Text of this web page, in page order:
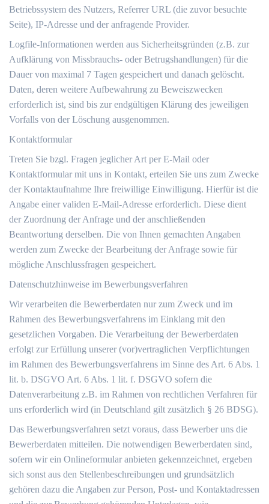
Betriebssystem des Nutzers, Referrer URL (die zuvor besuchte
Seite), IP-Adresse und der anfragende Provider.
Logfile-Informationen werden aus Sicherheitsgründen (z.B. zur
Aufklärung von Missbrauchs- oder Betrugshandlungen) für die
Dauer von maximal 7 Tagen gespeichert und danach gelöscht.
Daten, deren weitere Aufbewahrung zu Beweiszwecken
erforderlich ist, sind bis zur endgültigen Klärung des jeweiligen
Vorfalls von der Löschung ausgenommen.
Kontaktformular
Treten Sie bzgl. Fragen jeglicher Art per E-Mail oder
Kontaktformular mit uns in Kontakt, erteilen Sie uns zum Zwecke
der Kontaktaufnahme Ihre freiwillige Einwilligung. Hierfür ist die
Angabe einer validen E-Mail-Adresse erforderlich. Diese dient
der Zuordnung der Anfrage und der anschließenden
Beantwortung derselben. Die von Ihnen gemachten Angaben
werden zum Zwecke der Bearbeitung der Anfrage sowie für
mögliche Anschlussfragen gespeichert.
Datenschutzhinweise im Bewerbungsverfahren
Wir verarbeiten die Bewerberdaten nur zum Zweck und im
Rahmen des Bewerbungsverfahrens im Einklang mit den
gesetzlichen Vorgaben. Die Verarbeitung der Bewerberdaten
erfolgt zur Erfüllung unserer (vor)vertraglichen Verpflichtungen
im Rahmen des Bewerbungsverfahrens im Sinne des Art. 6 Abs. 1
lit. b. DSGVO Art. 6 Abs. 1 lit. f. DSGVO sofern die
Datenverarbeitung z.B. im Rahmen von rechtlichen Verfahren für
uns erforderlich wird (in Deutschland gilt zusätzlich § 26 BDSG).
Das Bewerbungsverfahren setzt voraus, dass Bewerber uns die
Bewerberdaten mitteilen. Die notwendigen Bewerberdaten sind,
sofern wir ein Onlineformular anbieten gekennzeichnet, ergeben
sich sonst aus den Stellenbeschreibungen und grundsätzlich
gehören dazu die Angaben zur Person, Post- und Kontaktadressen